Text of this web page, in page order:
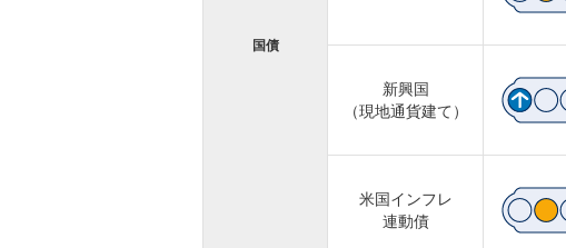
国債
新興国
（現地通貨建て）
米国インフレ
連動債